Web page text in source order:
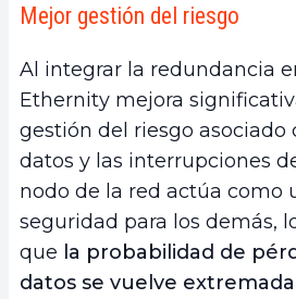
Mejor gestión del riesgo
Al integrar la redundancia
Ethernity mejora
gestión del riesgo asociado
datos y las interrupciones
nodo de la red actúa como
seguridad para los demás,
que la probabilidad de
datos se vuelve